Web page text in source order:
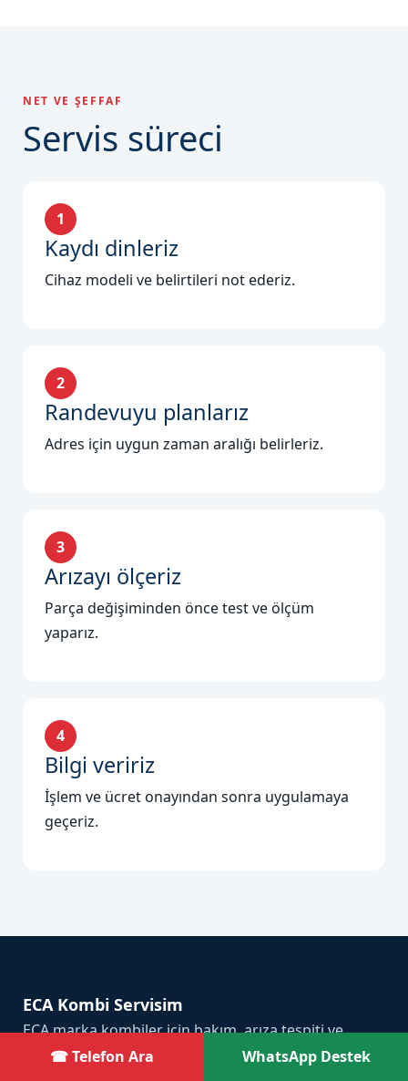
NET VE ŞEFFAF
Servis süreci
1
Kaydı dinleriz
Cihaz modeli ve belirtileri not ederiz.
2
Randevuyu planlarız
Adres için uygun zaman aralığı belirleriz.
3
Arızayı ölçeriz
Parça değişiminden önce test ve ölçüm
yaparız.
4
Bilgi veririz
İşlem ve ücret onayından sonra uygulamaya
geçeriz.
ECA Kombi Servisim
ECA marka kombiler için bakım, arıza tespiti ve
onarım hizmeti sunan bağımsız özel servis
☎ Telefon Ara WhatsApp Destek